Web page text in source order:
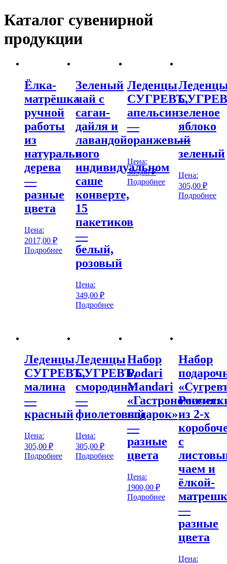
Каталог сувенирной
продукции
Ёлка-
матрёшка
ручной
работы
из
натурального
дерева
—
разные
цвета
Цена:
2017,00 ₽
Подробнее
Зеленый
чай с
саган-
дайля и
лавандой
в
индивидуальном
саше
конверте,
15
пакетиков
—
белый,
розовый
Цена:
349,00₽
Подробнее
Леденцы
СУГРЕВЪ,
апельсин
—
оранжевый
Цена:
305,00₽
Подробнее
зеленое
яблоко
—
зеленый
Цена:
305,00 ₽
Подробнее
Леденцы
СУГРЕВЪ,
малина
—
красный
Цена:
305,00 ₽
Подробнее
Леденцы
СУГРЕВЪ,
смородина
—
фиолетовый
Цена:
305,00₽
Подробнее
Набор
Podari
Mandari
подарок»
—
разные
цвета
Цена:
1900,00 ₽
Подробнее
Набор
Россия»
из 2-х
с
чаем и
ёлкой-
—
разные
цвета
Цена: